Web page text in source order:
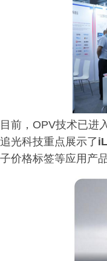
目前，OPV技术已进
追光科技重点展示了
子价格标签等应用产